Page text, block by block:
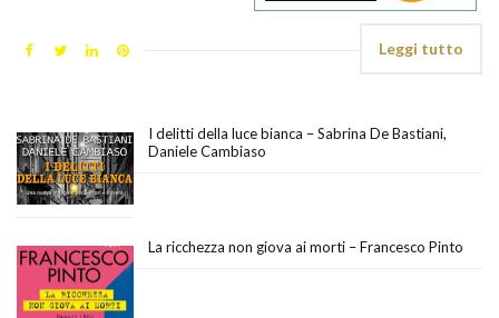
Leggi tutto
I delitti della luce bianca – Sabrina De Bastiani,
Daniele Cambiaso
La ricchezza non giova ai morti – Francesco Pinto